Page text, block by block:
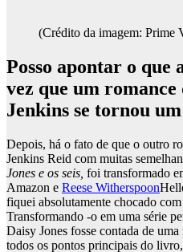
(Crédito da imagem: Prime
Posso apontar o que
vez que um
Jenkins se tornou
Depois, há o fato de que o outro
Jenkins Reid com muitas
Jones e os seis, foi transformado
Amazon e Reese Witherspoon
fiquei absolutamente chocado
Transformando -o em uma série
Daisy Jones fosse contada de
todos os pontos principais do